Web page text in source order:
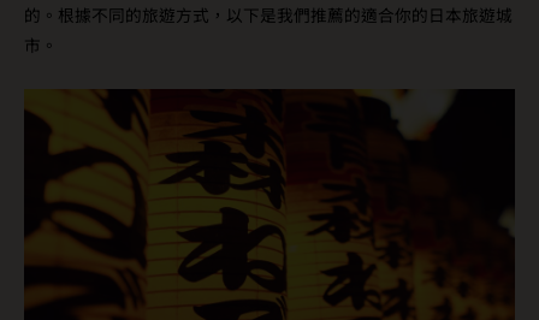
的。根據不同的旅遊方式，以下是我們推薦的適合你的日本旅遊城
市。